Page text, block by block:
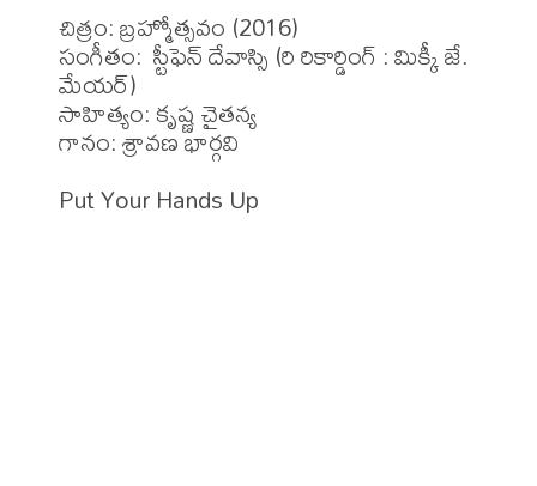
చిత్రం: బ్రహ్మోత్సవం (2016)
సంగీతం:  స్టీఫెన్ దేవాస్సి (రి రికార్డింగ్ : మిక్కీ జే.
మేయర్)
సాహిత్యం: కృష్ణ చైతన్య
గానం: శ్రావణ భార్గవి